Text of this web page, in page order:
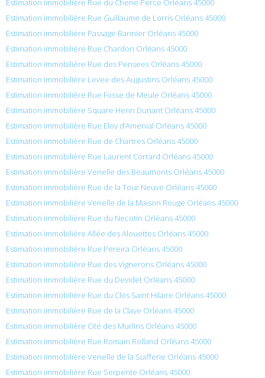
Estimation immobilière Rue du Chene Perce Orléans 45000
Estimation immobilière Rue Guillaume de Lorris Orléans 45000
Estimation immobilière Passage Bannier Orléans 45000
Estimation immobilière Rue Chardon Orléans 45000
Estimation immobilière Rue des Pensees Orléans 45000
Estimation immobilière Levee des Augustins Orléans 45000
Estimation immobilière Rue Fosse de Meule Orléans 45000
Estimation immobilière Square Henri Dunant Orléans 45000
Estimation immobilière Rue Eloy d’Amerval Orléans 45000
Estimation immobilière Rue de Chartres Orléans 45000
Estimation immobilière Rue Laurent Corrard Orléans 45000
Estimation immobilière Venelle des Beaumonts Orléans 45000
Estimation immobilière Rue de la Tour Neuve Orléans 45000
Estimation immobilière Venelle de la Maison Rouge Orléans 45000
Estimation immobilière Rue du Necotin Orléans 45000
Estimation immobilière Allée des Alouettes Orléans 45000
Estimation immobilière Rue Pereira Orléans 45000
Estimation immobilière Rue des Vignerons Orléans 45000
Estimation immobilière Rue du Devidet Orléans 45000
Estimation immobilière Rue du Clos Saint Hilaire Orléans 45000
Estimation immobilière Rue de la Claye Orléans 45000
Estimation immobilière Cité des Murlins Orléans 45000
Estimation immobilière Rue Romain Rolland Orléans 45000
Estimation immobilière Venelle de la Suifferie Orléans 45000
Estimation immobilière Rue Serpente Orléans 45000